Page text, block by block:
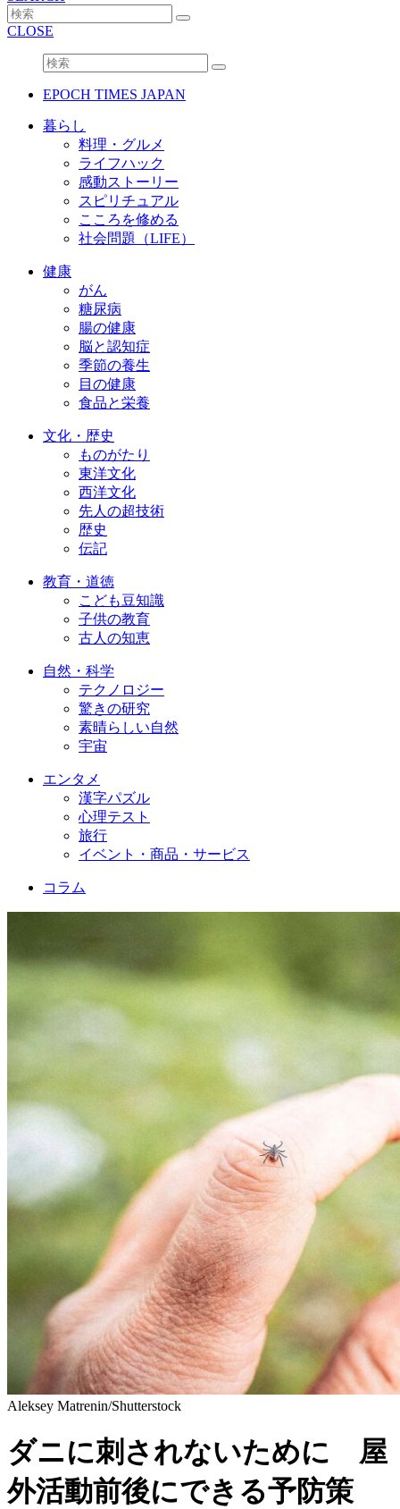
CLOSE
EPOCH TIMES JAPAN
暮らし
料理・グルメ
ライフハック
感動ストーリー
スピリチュアル
こころを修める
社会問題（LIFE）
健康
がん
糖尿病
腸の健康
脳と認知症
季節の養生
目の健康
食品と栄養
文化・歴史
ものがたり
東洋文化
西洋文化
先人の超技術
歴史
伝記
教育・道徳
こども豆知識
子供の教育
古人の知恵
自然・科学
テクノロジー
驚きの研究
素晴らしい自然
宇宙
エンタメ
漢字パズル
心理テスト
旅行
イベント・商品・サービス
コラム
Aleksey Matrenin/Shutterstock
ダニに刺されないために 屋
外活動前後にできる予防策